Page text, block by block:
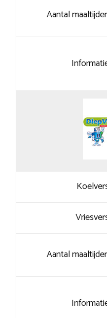
Aantal
Aantal